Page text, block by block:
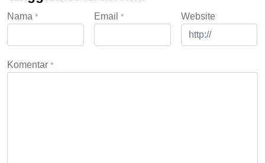
Nama * Email * Website
Komentar *